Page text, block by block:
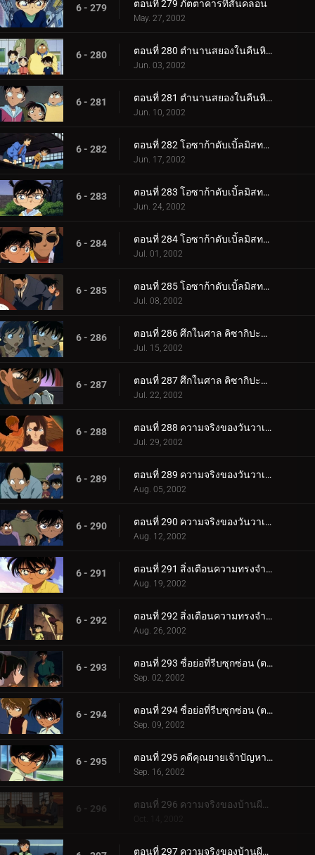
6 - 279 ตอนที่ 279 ภัตตาคารที่สั่นคลอน
May. 27, 2002
6 - 280 ตอนที่ 280 ตำนานสยองในคืนหิมะตก (ตอนแรก)
Jun. 03, 2002
6 - 281 ตอนที่ 281 ตำนานสยองในคืนหิมะตก (ตอนจบ)
Jun. 10, 2002
6 - 282 ตอนที่ 282 โอซาก้าดับเบิ้ลมิสทรี่ นักดาบแห่งนานิวะกับปราสาทเจ้าพิภพ (ตอนพิเศษ ตอนแรก) ยอดนักสืบ_.
Jun. 17, 2002
6 - 283 ตอนที่ 283 โอซาก้าดับเบิ้ลมิสทรี่ นักดาบแห่งนานิวะกับปราสาทเจ้าพิภพ (ตอนพิเศษ ตอนที่ 2) ยอดนักสื__.
Jun. 24, 2002
6 - 284 ตอนที่ 284 โอซาก้าดับเบิ้ลมิสทรี่ นักดาบแห่งนานิวะกับปราสาทเจ้าพิภพ (ตอนพิเศษ ตอนที่ 3) ยอดนักสื__.
Jul. 01, 2002
6 - 285 ตอนที่ 285 โอซาก้าดับเบิ้ลมิสทรี่ นักดาบแห่งนานิวะกับปราสาทเจ้าพิภพ (ตอนพิเศษ ตอนจบ) ยอดนักสืบจ_.
Jul. 08, 2002
6 - 286 ตอนที่ 286 ศึกในศาล คิซากิปะทะโคโกโร่ (ตอนแรก)
Jul. 15, 2002
6 - 287 ตอนที่ 287 ศึกในศาล คิซากิปะทะโคโกโร่ (ตอนจบ)
Jul. 22, 2002
6 - 288 ตอนที่ 288 ความจริงของวันวาเลนไทน์ (ภาคคดี)
Jul. 29, 2002
6 - 289 ตอนที่ 289 ความจริงของวันวาเลนไทน์ (ภาคสืบสวน)
Aug. 05, 2002
6 - 290 ตอนที่ 290 ความจริงของวันวาเลนไทน์ (ภาคไขคดี)
Aug. 12, 2002
6 - 291 ตอนที่ 291 สิ่งเตือนความทรงจำจากคดีฆาตกรรม (ตอนแรก)
Aug. 19, 2002
6 - 292 ตอนที่ 292 สิ่งเตือนความทรงจำจากคดีฆาตกรรม (ตอนจบ)
Aug. 26, 2002
6 - 293 ตอนที่ 293 ชื่อย่อที่รีบซุกซ่อน (ตอนแรก)
Sep. 02, 2002
6 - 294 ตอนที่ 294 ชื่อย่อที่รีบซุกซ่อน (ตอนจบ)
Sep. 09, 2002
6 - 295 ตอนที่ 295 คดีคุณยายเจ้าปัญหาหายตัว
Sep. 16, 2002
6 - 296 ตอนที่ 296 ความจริงของบ้านผีสิง (ตอนแรก)
Oct. 14, 2002
ตอนที่ 297 ความจริงของบ้านผีสิง (ตอนจบ)